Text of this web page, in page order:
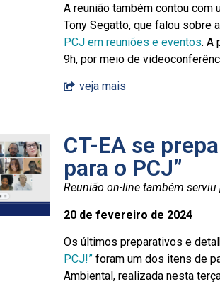
A reunião também contou com
Tony Segatto, que falou sobre
PCJ em reuniões e eventos. A
9h, por meio de
veja mais
CT-EA se
para o PCJ”
Reunião on-line também
20 de fevereiro de 2024
Os últimos preparativos e
PCJ!”foram um dos itens de
Ambiental, realizada nesta